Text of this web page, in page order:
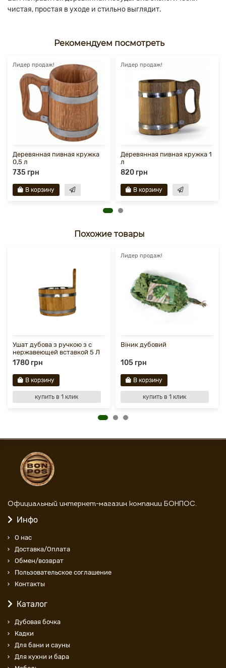
чистая, простая в уходе и стильно выглядит.
Рекомендуем посмотреть
Лидер продаж!
Деревянная пивная кружка
0,5 л
735 грн
В корзину
Лидер продаж!
Деревянная пивная кружка 1
л
820 грн
В корзину
Похожие товары
Ушат дубова з ручкою з с
нержавеющей вставкой 5 Л
1780 грн
В корзину
купить в 1 клик
Лидер продаж!
Віник дубовий
105 грн
В корзину
купить в 1 клик
Официальный интернет-магазин компании БОНПОС.
Инфо
О нас
Доставка/Оплата
Обмен/возврат
Пользовательское соглашение
Контакты
Каталог
Дубовая бочка
Кадки
Для бани и сауны
Для кухни и бара